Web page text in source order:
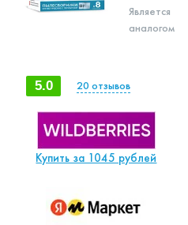
Является
аналогом
5.0 20 отзывов
Купить за 1045 рублей